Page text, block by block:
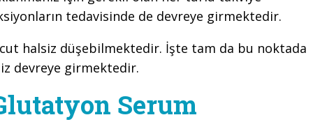
tedavisinde de devreye girmektedir.
halsiz düşebilmektedir. İşte tam da bu noktada
devreye girmektedir.
Serum